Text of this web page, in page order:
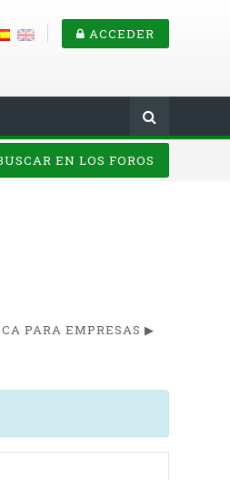
ACCEDER
EN LOS FOROS
PARA EMPRESAS ▶︎